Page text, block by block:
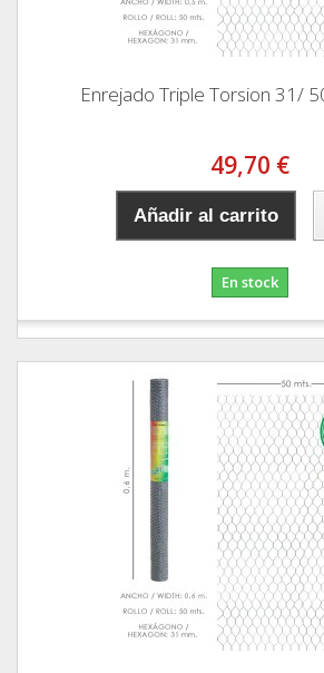
Enrejado Triple Torsion 31/ 50
49,70 €
Añadir al carrito
En stock